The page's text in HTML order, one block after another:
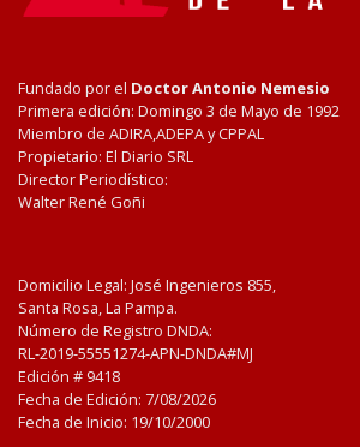
Fundado por el Doctor Antonio Nemesio
Primera edición: Domingo 3 de Mayo de 1992
Miembro de ADIRA,ADEPA y CPPAL
Propietario: El Diario SRL
Director Periodístico:
Walter René Goñi
Domicilio Legal: José Ingenieros 855,
Santa Rosa, La Pampa.
Número de Registro DNDA:
RL-2019-55551274-APN-DNDA#MJ
Edición # 9418
Fecha de Edición: 7/08/2026
Fecha de Inicio: 19/10/2000